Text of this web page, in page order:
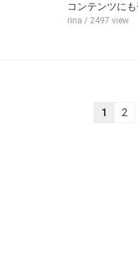
コンテンツに
rina / 2497 view
1 2